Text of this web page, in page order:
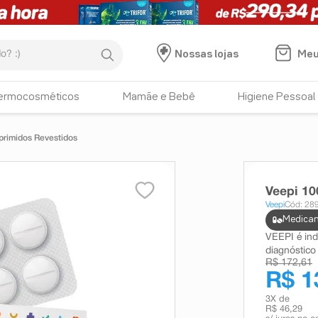
Nossas lojas
Mamãe e Bebê Higiene Pessoal
Revestidos
Veepi
VeepiCód:
VEEPI é
diagnóstico
R$ 172,61
R$
3X de
R$ 46,29